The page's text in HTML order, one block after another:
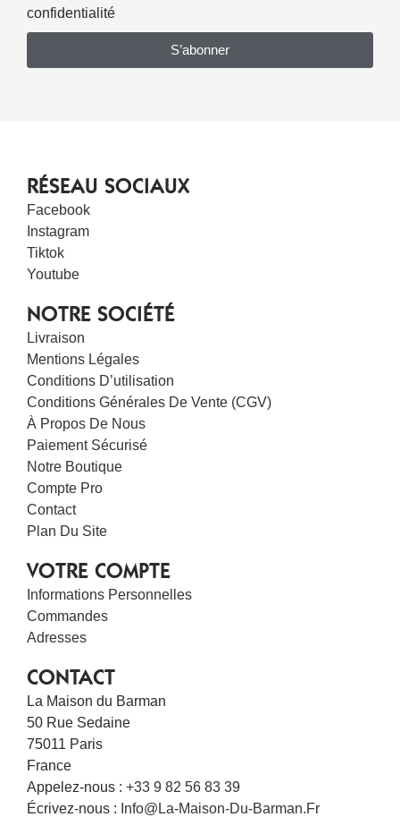
confidentialité
S’abonner
RÉSEAU SOCIAUX
Facebook
Instagram
Tiktok
Youtube
NOTRE SOCIÉTÉ
Livraison
Mentions Légales
Conditions D’utilisation
Conditions Générales De Vente (CGV)
À Propos De Nous
Paiement Sécurisé
Notre Boutique
Compte Pro
Contact
Plan Du Site
VOTRE COMPTE
Informations Personnelles
Commandes
Adresses
CONTACT
La Maison du Barman
50 Rue Sedaine
75011 Paris
France
Appelez-nous : +33 9 82 56 83 39
Écrivez-nous : Info@la-Maison-Du-Barman.fr